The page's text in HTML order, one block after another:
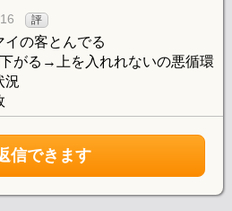
評
イの客とんでる
がる→上を入れれないの悪循環
況
信できます